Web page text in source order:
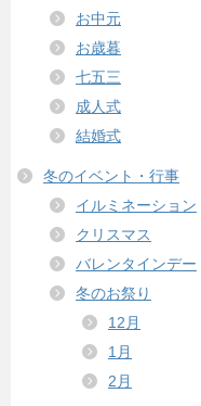
お中元
お歳暮
七五三
成人式
結婚式
冬のイベント・行事
イルミネーション
クリスマス
バレンタインデー
冬のお祭り
12月
1月
2月